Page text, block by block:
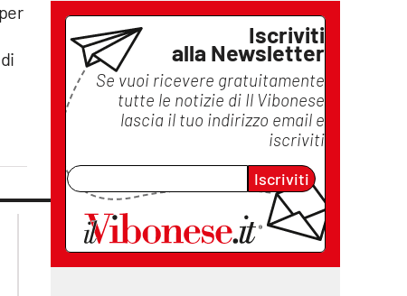
Iscriviti
alla Newsletter
Se vuoi ricevere gratuitamente
tutte le notizie di Il Vibonese
lascia il tuo indirizzo email e
iscriviti
Iscriviti
lacplay.it
lactv.it
laconair.it
lacitymag.it
lacapitalenews.it
ilreggino.it